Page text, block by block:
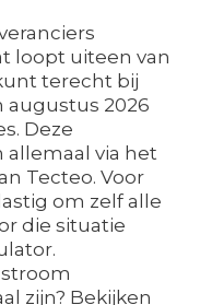
loopt uiteen van
terecht bij
augustus 2026
Deze
allemaal via het
Tecteo. Voor
om zelf alle
die situatie
zijn? Bekijken